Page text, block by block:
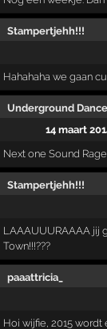
Stampertjehh!!!
Hahahaha we gaan
Underground
14 maart
Next one Sound
Stampertjehh!!!
LAAAUUURAAAA jij
Town!!!???
paaattricia_
Hoi wijfie, 2015 wordt